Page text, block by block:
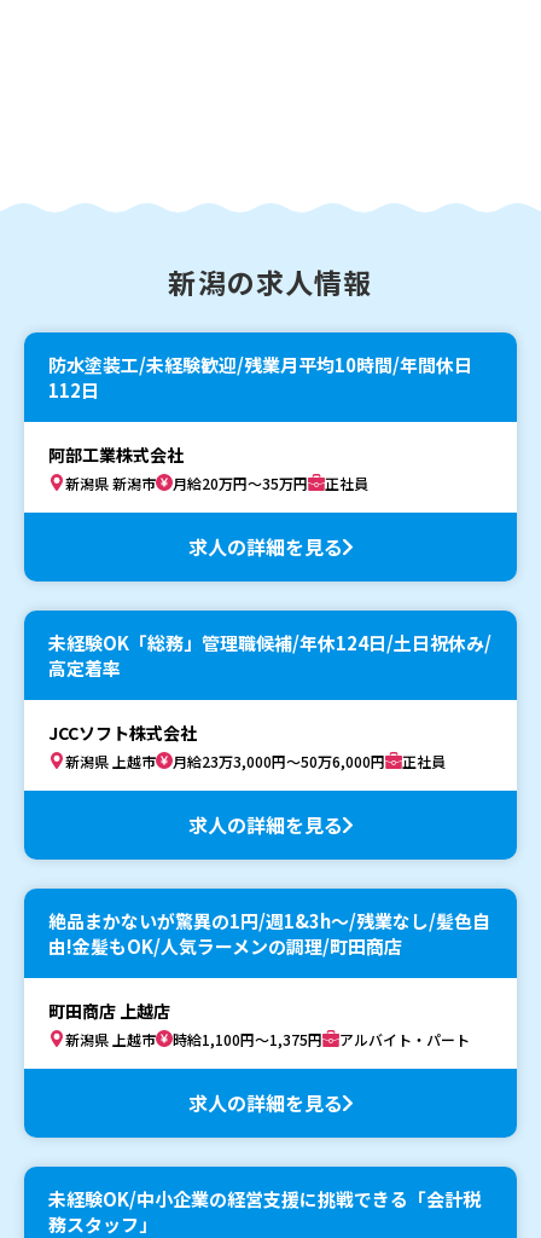
新潟の求人情報
防水塗装工/未経験歓迎/残業月平均10時間/年間休日
112日
阿部工業株式会社
新潟県 新潟市 月給20万円～35万円 正社員
求人の詳細を見る
未経験OK「総務」管理職候補/年休124日/土日祝休み/
高定着率
JCCソフト株式会社
新潟県 上越市 月給23万3,000円～50万6,000円 正社員
求人の詳細を見る
絶品まかないが驚異の1円/週1&3h～/残業なし/髪色自
由!金髪もOK/人気ラーメンの調理/町田商店
町田商店 上越店
新潟県 上越市 時給1,100円～1,375円 アルバイト・パート
求人の詳細を見る
未経験OK/中小企業の経営支援に挑戦できる「会計税
務スタッフ」